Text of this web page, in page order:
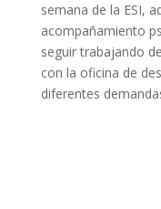
semana de la ESI,
acompañamiento
seguir trabajando
con la oficina de
diferentes